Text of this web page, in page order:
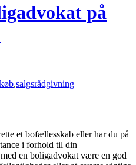
på
,salgsrådgivning
et bofællesskab eller har du på
i forhold til din
en boligadvokat være en god